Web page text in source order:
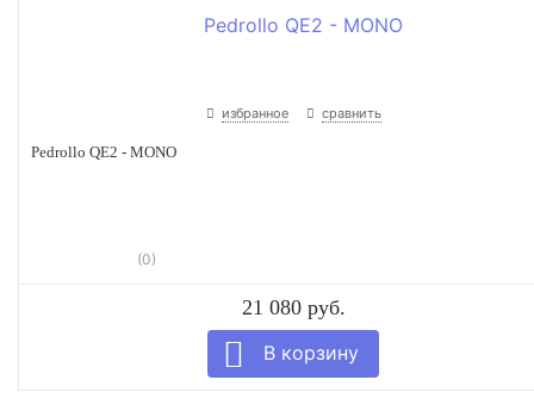
избранное сравнить
Pedrollo QE2 - MONO
(0)
21 080 руб.